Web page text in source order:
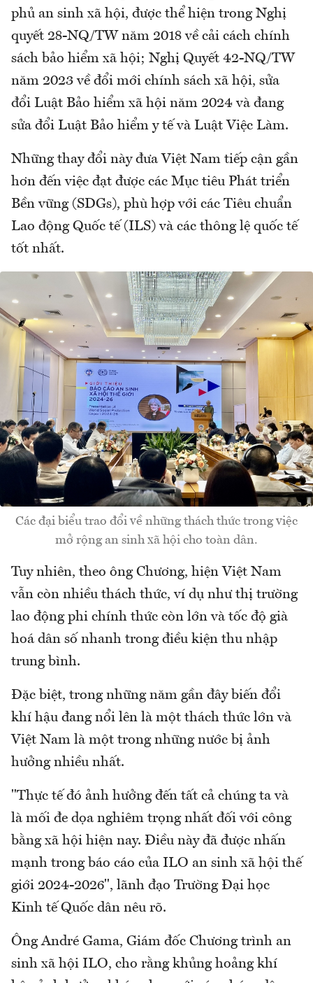
phủ an sinh xã hội, được thể hiện trong Nghị
quyết 28-NQ/TW năm 2018 về cải cách chính
sách bảo hiểm xã hội; Nghị Quyết 42-NQ/TW
năm 2023 về đổi mới chính sách xã hội, sửa
đổi Luật Bảo hiểm xã hội năm 2024 và đang
sửa đổi Luật Bảo hiểm y tế và Luật Việc Làm.
Những thay đổi này đưa Việt Nam tiếp cận gần
hơn đến việc đạt được các Mục tiêu Phát triển
Bền vững (SDGs), phù hợp với các Tiêu chuẩn
Lao động Quốc tế (ILS) và các thông lệ quốc tế
tốt nhất.
Các đại biểu trao đổi về những thách thức trong việc
mở rộng an sinh xã hội cho toàn dân.
Tuy nhiên, theo ông Chương, hiện Việt Nam
vẫn còn nhiều thách thức, ví dụ như thị trường
lao động phi chính thức còn lớn và tốc độ già
hoá dân số nhanh trong điều kiện thu nhập
trung bình.
Đặc biệt, trong những năm gần đây biến đổi
khí hậu đang nổi lên là một thách thức lớn và
Việt Nam là một trong những nước bị ảnh
hưởng nhiều nhất.
"Thực tế đó ảnh hưởng đến tất cả chúng ta và
là mối đe dọa nghiêm trọng nhất đối với công
bằng xã hội hiện nay. Điều này đã được nhấn
mạnh trong báo cáo của ILO an sinh xã hội thế
giới 2024-2026", lãnh đạo Trường Đại học
Kinh tế Quốc dân nêu rõ.
Ông André Gama, Giám đốc Chương trình an
sinh xã hội ILO, cho rằng khủng hoảng khí